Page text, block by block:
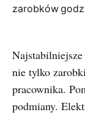
zarobków
nie tylko
pracownika.
podmiany.